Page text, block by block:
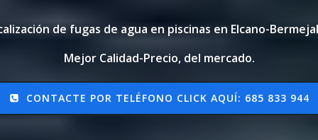
de fugas de agua en piscinas en Elcano-
Mejor Calidad-Precio, del mercado.
CONTACTE POR TELÉFONO CLICK AQUÍ: 685 833 944